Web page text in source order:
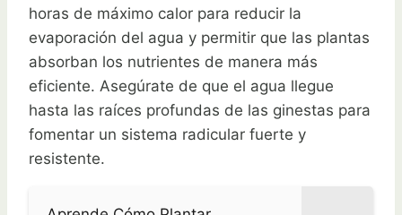
horas de máximo calor para reducir la
evaporación del agua y permitir que las plantas
absorban los nutrientes de manera más
eficiente. Asegúrate de que el agua llegue
hasta las raíces profundas de las ginestas para
fomentar un sistema radicular fuerte y
resistente.